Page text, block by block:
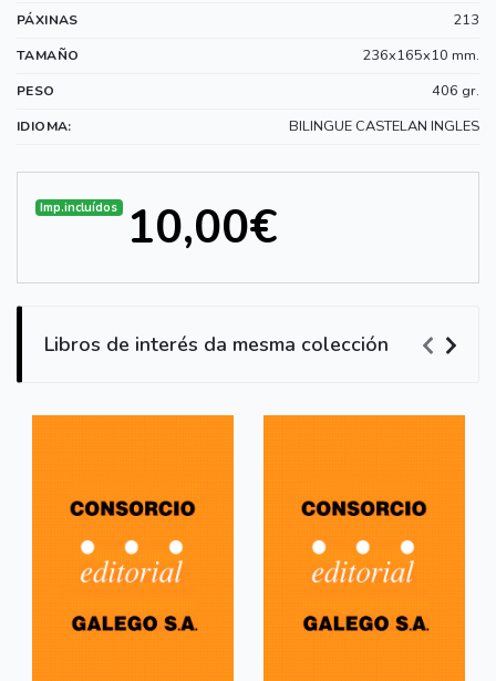
PÁXINAS 213
TAMAÑO 236x165x10 mm.
PESO 406 gr.
IDIOMA: BILINGUE CASTELAN INGLES
Imp.incluídos 10,00€
Libros de interés da mesma colección